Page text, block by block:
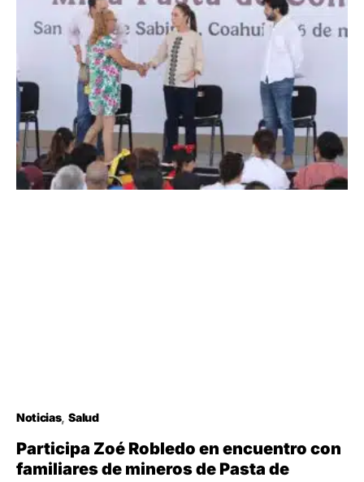
Noticias Salud
Participa Zoé Robledo en encuentro con
familiares de mineros de Pasta de